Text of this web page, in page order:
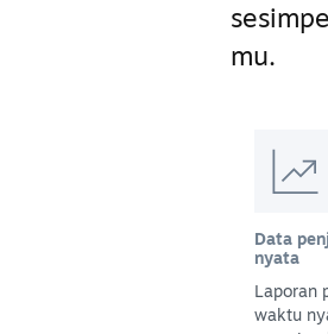
mu.
Data
nyata
Laporan
waktu